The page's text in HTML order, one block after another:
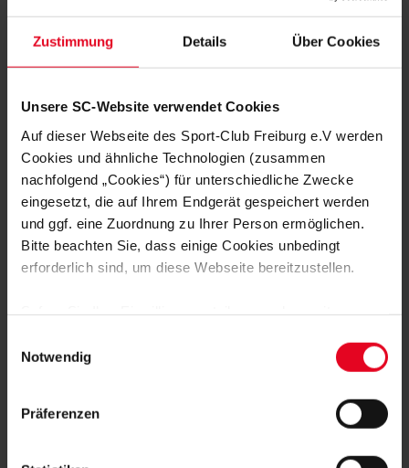
Zustimmung Details Über Cookies
Unsere SC-Website verwendet Cookies
Auf dieser Webseite des Sport-Club Freiburg e.V werden
Cookies und ähnliche Technologien (zusammen
nachfolgend „Cookies“) für unterschiedliche Zwecke
eingesetzt, die auf Ihrem Endgerät gespeichert werden
und ggf. eine Zuordnung zu Ihrer Person ermöglichen.
Bitte beachten Sie, dass einige Cookies unbedingt
erforderlich sind, um diese Webseite bereitzustellen.
Daten von Ihnen (z.B. persönlichen Identifikatoren oder
IP-Adressen) verarbeitet werden. Durch Klicken auf den
Speicherung aller aufgeführten Cookies und der
Daten für die unten jeweils angegebene Zwecke gem. §
Notwendig
Präferenzen
WEITERE GALERIEN
FRAUEN & MÄDCHEN 04.08.2026
ACTION, SPIEL UND SPASS AM GOLM
LETZTE EINHEIT MIT TRAININGSGAST